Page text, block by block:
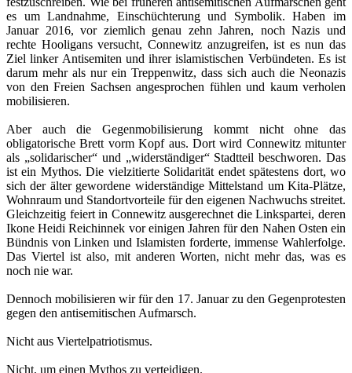
es um Landnahme, Einschüchterung und Symbolik. Haben im
Januar 2016, vor ziemlich genau zehn Jahren, noch Nazis und
rechte Hooligans versucht, Connewitz anzugreifen, ist es nun das
Ziel linker Antisemiten und ihrer islamistischen Verbündeten. Es ist
darum mehr als nur ein Treppenwitz, dass sich auch die Neonazis
von den Freien Sachsen angesprochen fühlen und kaum verholen
mobilisieren.
Aber auch die Gegenmobilisierung kommt nicht ohne das
obligatorische Brett vorm Kopf aus. Dort wird Connewitz mitunter
als „solidarischer“ und „widerständiger“ Stadtteil beschworen. Das
ist ein Mythos. Die vielzitierte Solidarität endet spätestens dort, wo
sich der älter gewordene widerständige Mittelstand um Kita-Plätze,
Wohnraum und Standortvorteile für den eigenen Nachwuchs streitet.
Gleichzeitig feiert in Connewitz ausgerechnet die Linkspartei, deren
Ikone Heidi Reichinnek vor einigen Jahren für den Nahen Osten ein
Bündnis von Linken und Islamisten forderte, immense Wahlerfolge.
Das Viertel ist also, mit anderen Worten, nicht mehr das, was es
noch nie war.
Dennoch mobilisieren wir für den 17. Januar zu den Gegenprotesten
gegen den antisemitischen Aufmarsch.
Nicht aus Viertelpatriotismus.
Nicht, um einen Mythos zu verteidigen.